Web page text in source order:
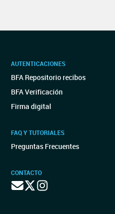
AUTENTICACIONES
BFA Repositorio recibos
BFA Verificación
Firma digital
FAQ Y TUTORIALES
Preguntas Frecuentes
CONTACTO